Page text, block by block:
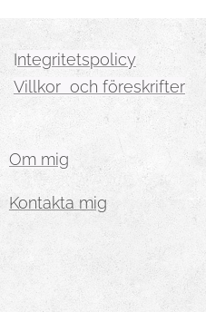
Integritetspolicy
Villkor och föreskrifter
Om mig
Kontakta mig